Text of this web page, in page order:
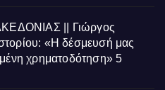
|| Γιώργος
«Η δέσμευσή μας
χρηματοδότηση» 5